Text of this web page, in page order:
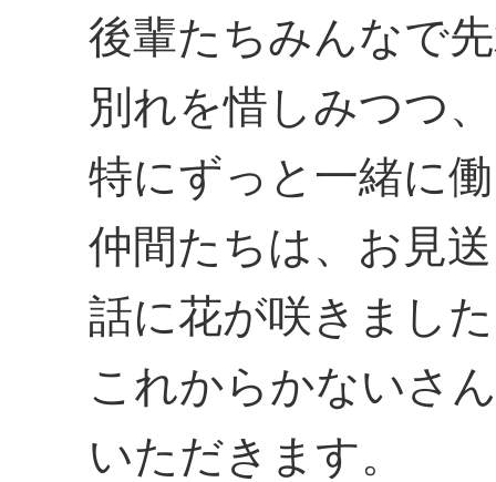
後輩たちみんなで
別れを惜しみつつ
特にずっと一緒に
仲間たちは、お見
話に花が咲きまし
これからかないさ
いただきます。